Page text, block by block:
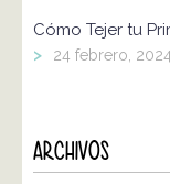
Cómo Tejer tu
> 24 febrero, 2024
ARCHIVOS